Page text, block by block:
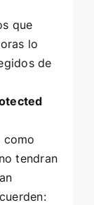
que
lo
de
como
tendran